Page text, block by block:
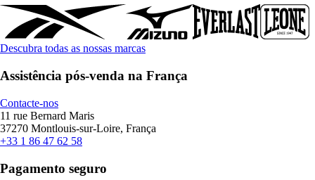
Descubra todas as nossas marcas
Assistência pós-venda na França
Contacte-nos
11 rue Bernard Maris
37270 Montlouis-sur-Loire, França
+33 1 86 47 62 58
Pagamento seguro